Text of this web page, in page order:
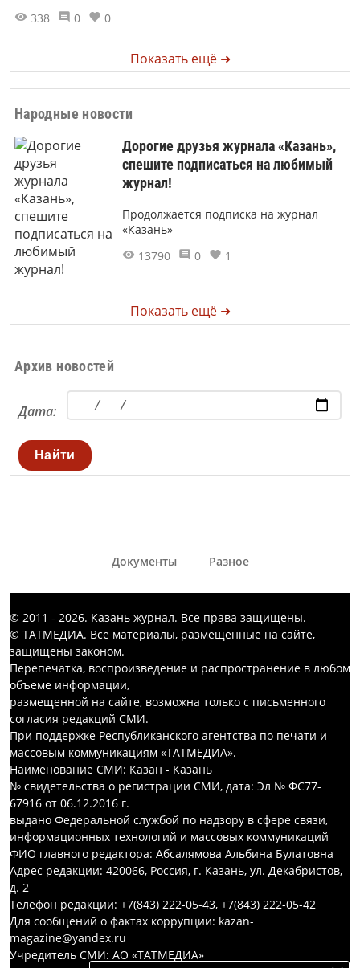
338
0 0
Показать ещё ➜
Народные новости
Дорогие друзья журнала «Казань»,
спешите подписаться на любимый
журнал!
Продолжается подписка на журнал
«Казань»
13790
0 1
Показать ещё ➜
Архив новостей
Дата:
Найти
Документы Разное
© 2011 - 2026. Казань журнал. Все права защищены.
© ТАТМЕДИА. Все материалы, размещенные на сайте,
защищены законом.
Перепечатка, воспроизведение и распространение в любом
объеме информации,
размещенной на сайте, возможна только с письменного
согласия редакций СМИ.
При поддержке Республиканского агентства по печати и
массовым коммуникациям «ТАТМЕДИА».
Наименование СМИ: Казан - Казань
№ свидетельства о регистрации СМИ, дата: Эл № ФС77-
67916 от 06.12.2016 г.
выдано Федеральной службой по надзору в сфере связи,
информационных технологий и массовых коммуникаций
ФИО главного редактора: Абсалямова Альбина Булатовна
Адрес редакции: 420066, Россия, г. Казань, ул. Декабристов,
д. 2
Телефон редакции: +7(843) 222-05-43, +7(843) 222-05-42
Для сообщений о фактах коррупции: kazan-
magazine@yandex.ru
Учредитель СМИ: АО «ТАТМЕДИА»